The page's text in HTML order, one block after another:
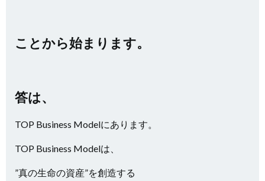
ことから始まります。
答は、
TOP Business Modelにあります。
TOP Business Modelは、
”真の生命の資産”を創造する